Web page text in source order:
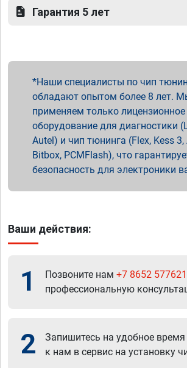
Гарантия 5 лет
Наши специалисты по чип
обладают опытом более 8 лет.
применяем только лицензионное
оборудование для диагностики
Autel) и чип тюнинга (Flex, Kess 3,
Bitbox, PCMFlash), что
безопасность для электроники
Ваши действия:
1 Позвоните нам +7 8652 577621
профессиональную
2
Запишитесь на удобное
к нам в сервис на установку